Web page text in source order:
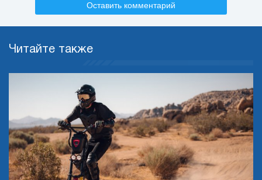
Оставить комментарий
Читайте также